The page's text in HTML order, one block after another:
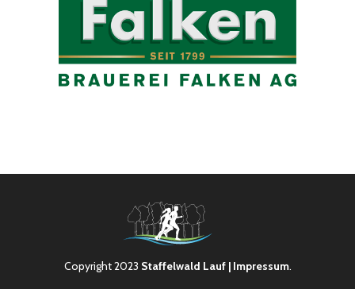
Copyright 2023 Staffelwald Lauf| Impressum.